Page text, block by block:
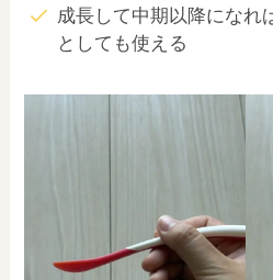
成長して中期以降になれ
としても使える